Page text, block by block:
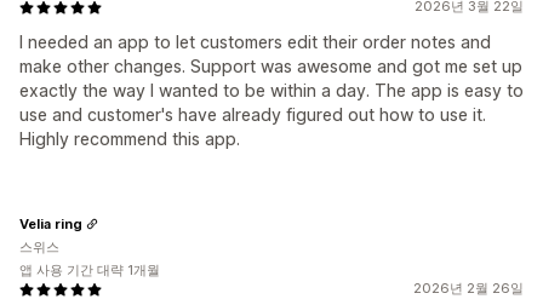
2026년 3월 22일
I needed an app to let customers edit their order notes and
make other changes. Support was awesome and got me set up
exactly the way I wanted to be within a day. The app is easy to
use and customer's have already figured out how to use it.
Highly recommend this app.
2026년 2월 26일
Velia ring
스위스
앱 사용 기간 대략 1개월